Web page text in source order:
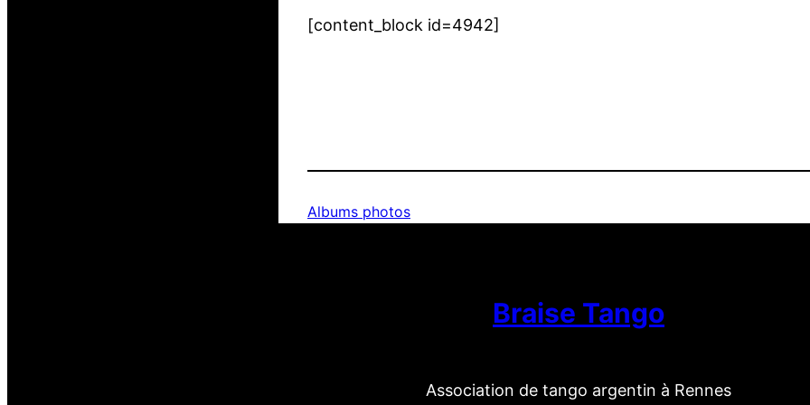
[content_block id=4942]
Albums photos
Braise Tango
Association de tango argentin à Rennes